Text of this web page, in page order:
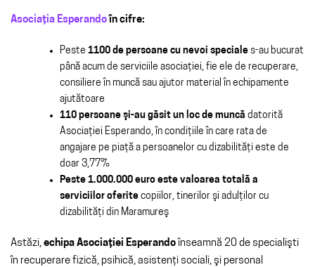
Asociaţia Esperando în cifre:
Peste 1100 de persoane cu nevoi speciale s-au bucurat
până acum de serviciile asociaţiei, fie ele de recuperare,
consiliere în muncă sau ajutor material în echipamente
ajutătoare
110 persoane şi-au găsit un loc de muncă datorită
Asociaţiei Esperando, în condiţiile în care rata de
angajare pe piaţă a persoanelor cu dizabilităţi este de
doar 3,77%
Peste 1.000.000 euro este valoarea totală a
serviciilor oferite copiilor, tinerilor şi adulţilor cu
dizabilităţi din Maramureş
Astăzi, echipa Asociaţiei Esperando înseamnă 20 de specialişti
în recuperare fizică, psihică, asistenţi sociali, şi personal